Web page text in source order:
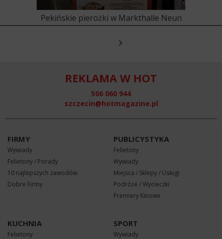
Pekińskie pierożki w Markthalle Neun
REKLAMA W HOT
506 060 944
szczecin@hotmagazine.pl
FIRMY
Wywiady
Felietony / Porady
10 najlepszych zawodów
Dobre Firmy
PUBLICYSTYKA
Felietony
Wywiady
Miejsca / Sklepy / Usługi
Podróże / Wycieczki
Premiery Kinowe
KUCHNIA
Felietony
SPORT
Wywiady